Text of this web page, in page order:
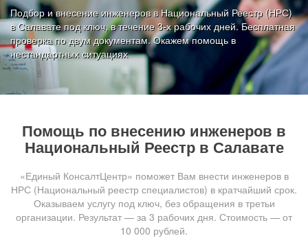
Подбор и внесение инженеров в Национальный Реестр (НРС)
в Салавате под ключ, в течение 3-х рабочих дней. Бесплатная
проверка по двум документам. Окажем помощь в
нестандартных ситуациях
Помощь по внесению инженеров в
Национальный Реестр в Салавате
«Единый КонсалтЦентр» поможет Вам внести инженеров в
НРС (Национальный реестр специалистов) в кратчайший срок.
Оказываем услугу под ключ, без обращения в третьи
организации. Результат — за 3 рабочих дня. Стоимость — от
10 000 рублей.